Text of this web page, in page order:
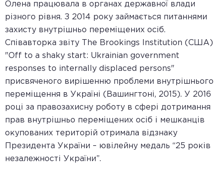
Олена працювала в органах державної влади
різного рівня. З 2014 року займається питаннями
захисту внутрішньо переміщених осіб.
Співавторка звіту The Brookings Institution (США)
"Off to a shaky start: Ukrainian government
responses to internally displaced persons"
присвяченого вирішенню проблеми внутрішнього
переміщення в Україні (Вашингтоні, 2015). У 2016
році за правозахисну роботу в сфері дотримання
прав внутрішньо переміщених осіб і мешканців
окупованих територій отримала відзнаку
Президента України – ювілейну медаль “25 років
незалежності України”.